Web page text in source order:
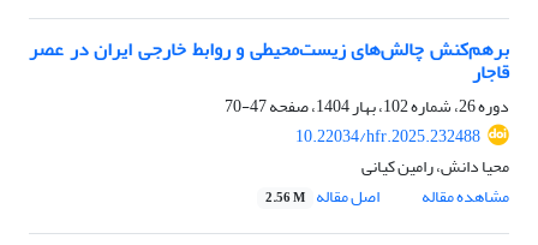
برهم‌کنش چالش‌های زیست‌محیطی و روابط خارجی ایران در عصر
قاجار
دوره 26، شماره 102، بهار 1404، صفحه
47-70
10.22034/hfr.2025.232488
محیا دانش، رامین کیانی
مشاهده مقاله
اصل مقاله 2.56 M